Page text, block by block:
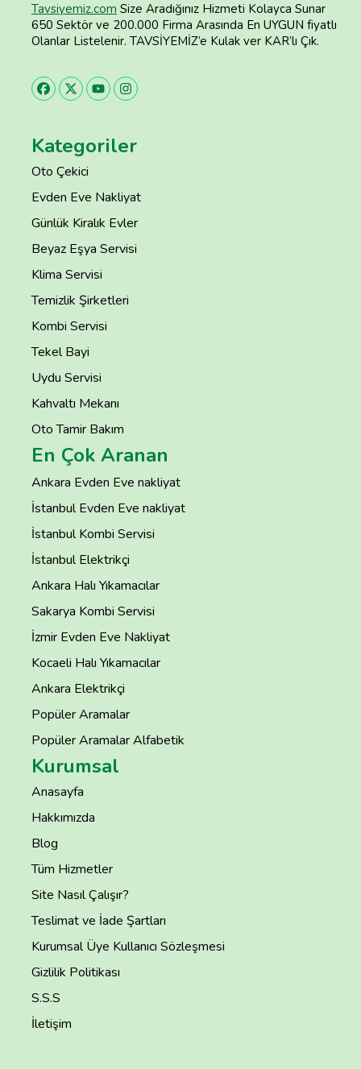
Tavsiyemiz.com Size Aradığınız Hizmeti Kolayca Sunar
650 Sektör ve 200.000 Firma Arasında En UYGUN fiyatlı
Olanlar Listelenir. TAVSİYEMİZ’e Kulak ver KAR’lı Çık.
Kategoriler
Oto Çekici
Evden Eve Nakliyat
Günlük Kiralık Evler
Beyaz Eşya Servisi
Klima Servisi
Temizlik Şirketleri
Kombi Servisi
Tekel Bayi
Uydu Servisi
Kahvaltı Mekanı
Oto Tamir Bakım
En Çok Aranan
Ankara Evden Eve nakliyat
İstanbul Evden Eve nakliyat
İstanbul Kombi Servisi
İstanbul Elektrikçi
Ankara Halı Yıkamacılar
Sakarya Kombi Servisi
İzmir Evden Eve Nakliyat
Kocaeli Halı Yıkamacılar
Ankara Elektrikçi
Popüler Aramalar
Popüler Aramalar Alfabetik
Kurumsal
Anasayfa
Hakkımızda
Blog
Tüm Hizmetler
Site Nasıl Çalışır?
Teslimat ve İade Şartları
Kurumsal Üye Kullanıcı Sözleşmesi
Gizlilik Politikası
S.S.S
İletişim